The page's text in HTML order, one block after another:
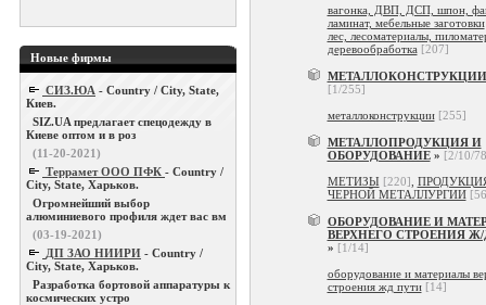
Новые фирмы
СИЗ.ЮА - Country / City, State,
Киев.
SIZ.UA предлагает спецодежду в
Киеве оптом и в роз
(11-20-2021)
Террамет ООО ПФК - Country /
City, State, Харьков.
Огромнейший выбор
алюминиевого профиля ждет вас вм
(03-19-2021)
ДП ЗАО НИИРИ - Country /
City, State, Харьков.
Разработка бортовой аппаратуры к
космических устро
вагонка, ДВП, ДСП, шпон,
ламинат, мебельные заготовки
лес, лесоматериалы,
деревообработка [207]
МЕТАЛЛОКОНСТРУКЦИИ
[1/255]
металлоконструкции [255]
МЕТАЛЛОПРОДУКЦИЯ И
ОБОРУДОВАНИЕ» [2/10/
МЕТИЗЫ [220]
ЧЕРНОЙ МЕТАЛЛУРГИИ
ОБОРУДОВАНИЕ И
ВЕРХНЕГО СТРОЕНИЯ
» [1/14]
оборудование и материалы
строения жд пути [14]